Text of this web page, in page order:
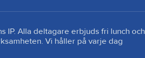
IP. Alla deltagare erbjuds fri lunch och
Vi håller på varje dag